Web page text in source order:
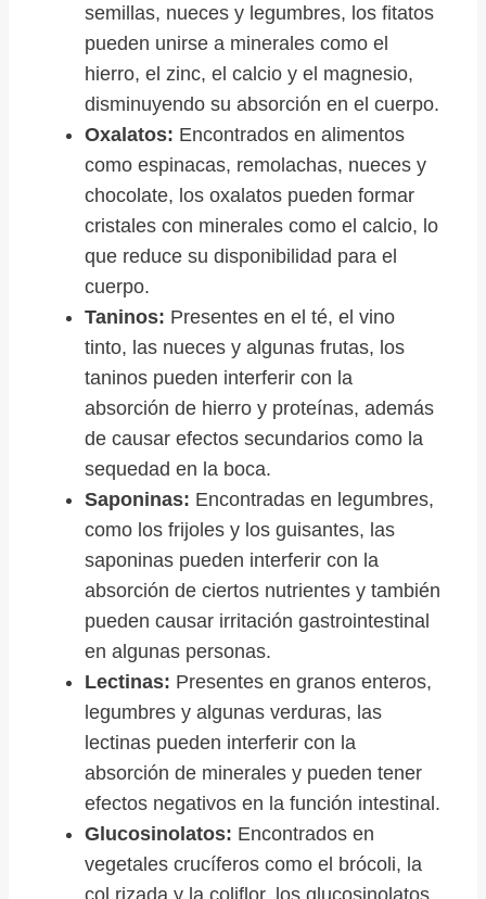
semillas, nueces y legumbres, los fitatos
pueden unirse a minerales como el
hierro, el zinc, el calcio y el magnesio,
disminuyendo su absorción en el cuerpo.
Oxalatos: Encontrados en alimentos
como espinacas, remolachas, nueces y
chocolate, los oxalatos pueden formar
cristales con minerales como el calcio, lo
que reduce su disponibilidad para el
cuerpo.
Taninos: Presentes en el té, el vino
tinto, las nueces y algunas frutas, los
taninos pueden interferir con la
absorción de hierro y proteínas, además
de causar efectos secundarios como la
sequedad en la boca.
Saponinas: Encontradas en legumbres,
como los frijoles y los guisantes, las
saponinas pueden interferir con la
absorción de ciertos nutrientes y también
pueden causar irritación gastrointestinal
en algunas personas.
Lectinas: Presentes en granos enteros,
legumbres y algunas verduras, las
lectinas pueden interferir con la
absorción de minerales y pueden tener
efectos negativos en la función intestinal.
Glucosinolatos: Encontrados en
vegetales crucíferos como el brócoli, la
col rizada y la coliflor, los glucosinolatos